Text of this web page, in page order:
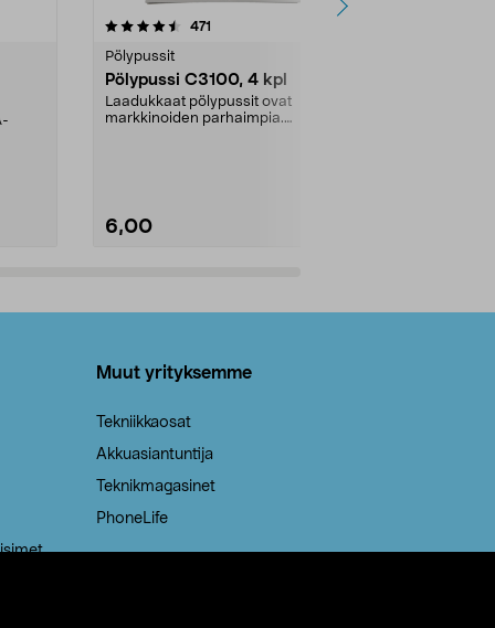
471
Pölypussit
Pölypussi C3100, 4 kpl
Laadukkaat pölypussit ovat
markkinoiden parhaimpia.
6,00
4.5viidestä
Muut yrityksemme
Tekniikkaosat
Akkuasiantuntija
Teknikmagasinet
PhoneLife